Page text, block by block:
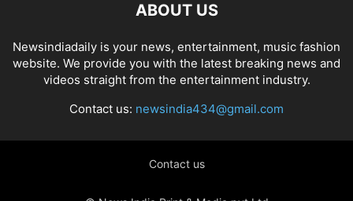
ABOUT US
Newsindiadaily is your news, entertainment, music fashion
website. We provide you with the latest breaking news and
videos straight from the entertainment industry.
Contact us: newsindia434@gmail.com
Contact us